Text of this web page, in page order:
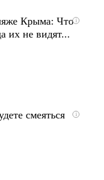
i
Крыма: Что
их не видят...
i
смеяться